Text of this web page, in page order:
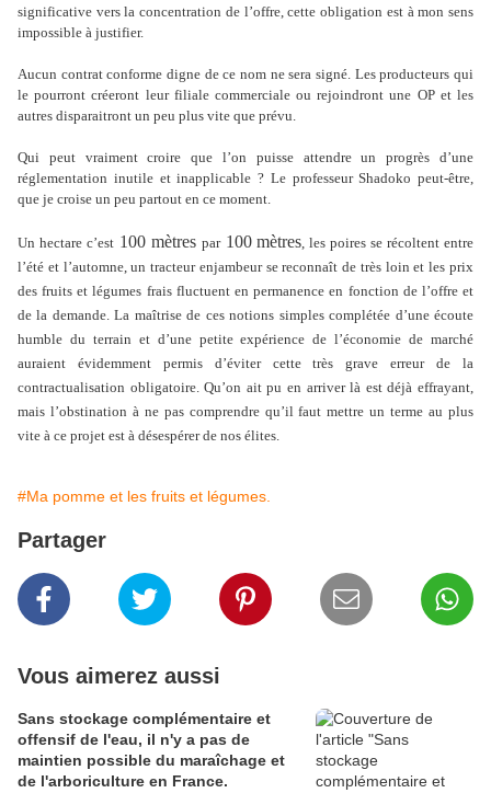
significative vers la concentration de l’offre, cette obligation est à mon sens
impossible à justifier.
Aucun contrat conforme digne de ce nom ne sera signé. Les producteurs qui
le pourront créeront leur filiale commerciale ou rejoindront une OP et les
autres disparaitront un peu plus vite que prévu.
Qui peut vraiment croire que l’on puisse attendre un progrès d’une
réglementation inutile et inapplicable ? Le professeur Shadoko peut-être,
que je croise un peu partout en ce moment.
Un hectare c’est100 mètres par100 mètres , les poires se récoltent entre
l’été et l’automne, un tracteur enjambeur se reconnaît de très loin et les prix
des fruits et légumes frais fluctuent en permanence en fonction de l’offre et
de la demande. La maîtrise de ces notions simples complétée d’une écoute
humble du terrain et d’une petite expérience de l’économie de marché
auraient évidemment permis d’éviter cette très grave erreur de la
contractualisation obligatoire. Qu’on ait pu en arriver là est déjà effrayant,
mais l’obstination à ne pas comprendre qu’il faut mettre un terme au plus
vite à ce projet est à désespérer de nos élites.
#Ma pomme et les fruits et légumes.
Partager
Vous aimerez aussi
Sans stockage complémentaire et
offensif de l'eau, il n'y a pas de
maintien possible du maraîchage et
de l'arboriculture en France.